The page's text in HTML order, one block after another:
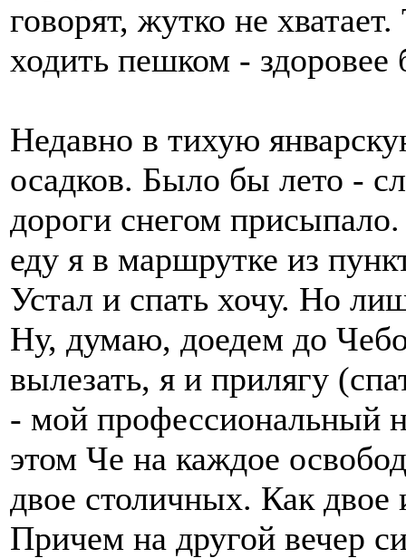
говорят, жутко не
ходить пешком - здоровее
Недавно в тихую
осадков. Было бы лето -
дороги снегом
еду я в маршрутке из
Устал и спать хочу. Но
Ну, думаю, доедем до
вылезать, я и прилягу
- мой профессиональный
этом Че на каждое
двое столичных. Как двое
Причем на другой вечер